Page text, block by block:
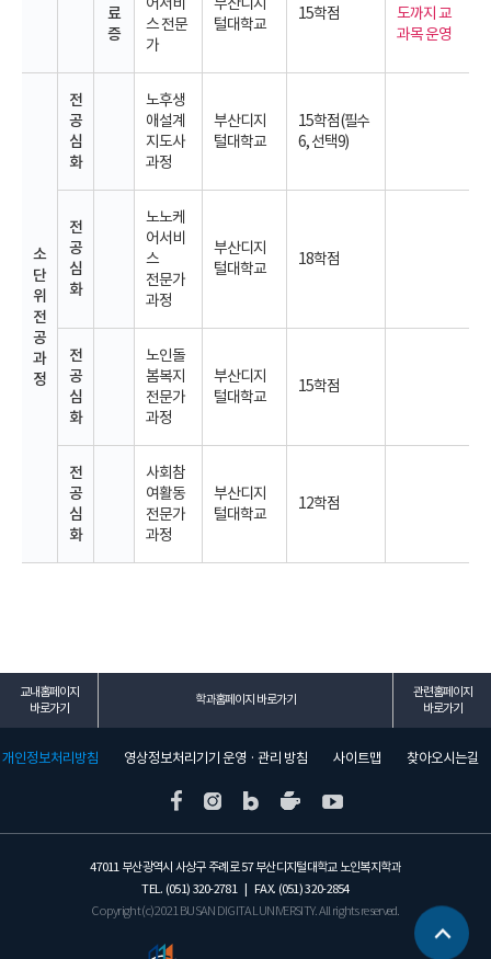
료
증
스 전문
가
털대학교
15학점
도까지 교
과목 운영
소
단
위
전
공
과
정
전
공
심
화
노후생
애설계
지도사
과정
부산디지
털대학교
15학점(필수
6, 선택9)
전
공
심
화
노노케
어서비
스
전문가
과정
부산디지
털대학교
18학점
전
공
심
화
노인돌
봄복지
전문가
과정
부산디지
털대학교
15학점
전
공
심
화
사회참
여활동
전문가
과정
부산디지
털대학교
12학점
교내홈페이지
바로가기
학과홈페이지 바로가기
관련홈페이지
바로가기
개인정보처리방침 영상정보처리기기 운영 · 관리 방침 사이트맵 찾아오시는길
47011 부산광역시 사상구 주례로 57 부산디지털대학교 노인복지학과
TEL. (051) 320-2781 | FAX. (051) 320-2854
Copyright (c) 2021 BUSAN DIGITAL UNIVERSITY. All rights reserved.